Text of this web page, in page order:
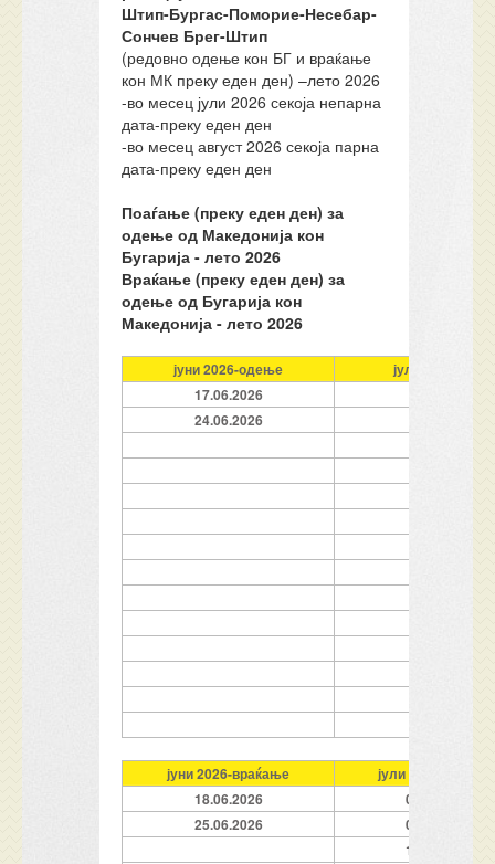
Штип-Бургас-Поморие-Несебар-
Сончев Брег-Штип
(редовно одење кон БГ и враќање
кон МК преку еден ден) –лето 2026
-во месец јули 2026 секоја непарна
дата-преку еден ден
-во месец август 2026 секоја парна
дата-преку еден ден
Поаѓање (преку еден ден) за
одење од Македонија кон
Бугарија - лето 2026
Враќање (преку еден ден) за
одење од Бугарија кон
Македонија - лето 2026
јуни 2026-одење јули 2026-
17.06.2026
24.06.2026
јуни 2026-враќање јули 2026
18.06.2026
02.07.2026
25.06.2026
06.07.2026
10.07.2026